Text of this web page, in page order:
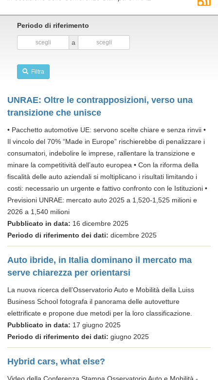
Periodo di riferimento
a
Filtra
UNRAE: Oltre le contrapposizioni, verso una
transizione che unisce
• Pacchetto automotive UE: servono scelte chiare e senza rinvii •
Il vincolo del 70% “Made in Europe” rischierebbe di penalizzare i
consumatori, indebolire le imprese, rallentare la transizione e
minare la competitività dell’auto europea • Con la riforma della
fiscalità delle auto aziendali si moltiplicano i risultati limitando i
costi: necessario un urgente e fattivo confronto con le Istituzioni •
Previsioni UNRAE: mercato auto 2025 a 1,520-1,525 milioni e
2026 a 1,540 milioni
Pubblicato in data: 16 dicembre 2025
Periodo di riferimento dei dati: dicembre 2025
Auto ibride, in Italia dominano il mercato ma
serve chiarezza per orientarsi
La nuova ricerca dell’Osservatorio Auto e Mobilità della Luiss
Business School fotografa il panorama delle autovetture
elettrificate e propone due metodi per la loro classificazione.
Pubblicato in data: 17 giugno 2025
Periodo di riferimento dei dati: giugno 2025
Hybrid cars, what else?